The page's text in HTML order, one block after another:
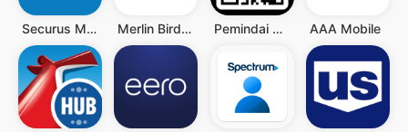
Securus Mobile Merlin Bird ID by Cornell Lab Pemindai QR - Barcode Scanner AAA Mobile